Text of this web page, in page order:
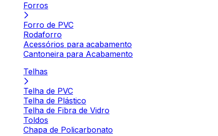
Forros
Forro de PVC
Rodaforro
Acessórios para acabamento
Cantoneira para Acabamento
Telhas
Telha de PVC
Telha de Plástico
Telha de Fibra de Vidro
Toldos
Chapa de Policarbonato